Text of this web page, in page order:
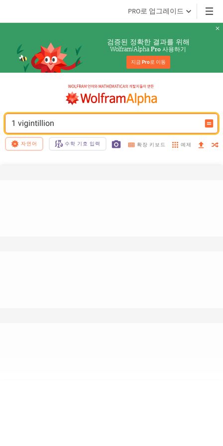
PRO로 업그레이드
검증된 정확한 결과를 위해
Wolfram|Alpha Pro 사용하기
지금 Pro로 이동
1 vigintillion
자연어 수학 기호 입력 확장 키보드 예제